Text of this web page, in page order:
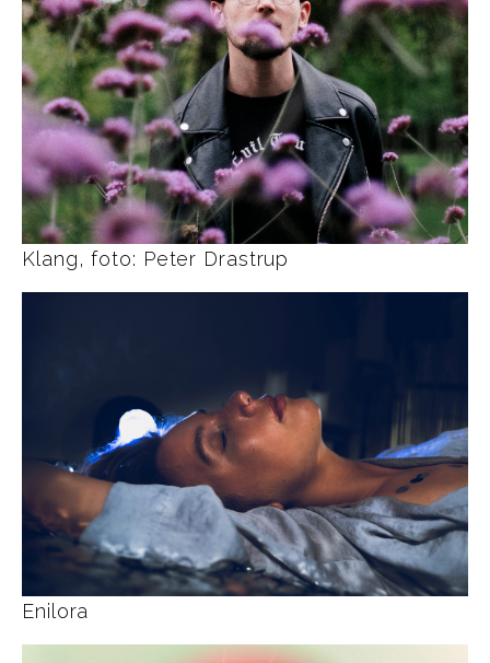
Klang, foto: Peter Drastrup
Enilora